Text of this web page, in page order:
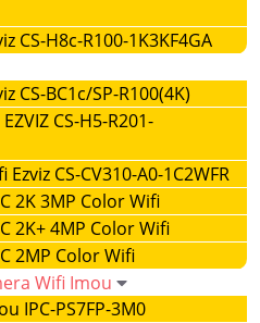
CS-H8c-R100-1K3KF4GA
CS-BC1c/SP-R100(4K)
CS-H5-R201-
CS-CV310-A0-1C2WFR
2K 3MP Color Wifi
2K+ 4MP Color Wifi
2MP Color Wifi
Wifi Imou
IPC-PS7FP-3M0